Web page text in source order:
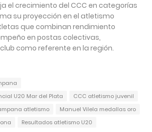
el crecimiento del CCC en categorías
su proyección en el atletismo
que combinan rendimiento
en postas colectivas,
como referente en la región.
U20 Mar del Plata
CCC atletismo juvenil
atletismo
Manuel Vilela medallas oro
Resultados atletismo U20